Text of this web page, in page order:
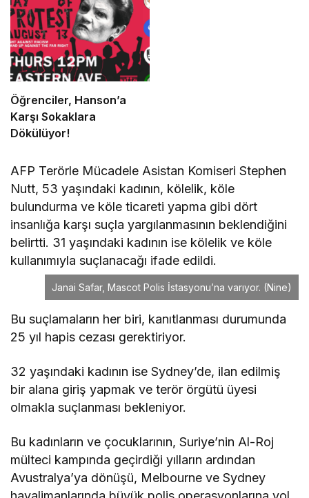
Öğrenciler, Hanson’a
Karşı Sokaklara
Dökülüyor!
AFP Terörle Mücadele Asistan Komiseri Stephen
Nutt, 53 yaşındaki kadının, kölelik, köle
bulundurma ve köle ticareti yapma gibi dört
insanlığa karşı suçla yargılanmasının beklendiğini
belirtti. 31 yaşındaki kadının ise kölelik ve köle
kullanımıyla suçlanacağı ifade edildi.
Janai Safar, Mascot Polis İstasyonu’na varıyor. (Nine)
Bu suçlamaların her biri, kanıtlanması durumunda
25 yıl hapis cezası gerektiriyor.
32 yaşındaki kadının ise Sydney’de, ilan edilmiş
bir alana giriş yapmak ve terör örgütü üyesi
olmakla suçlanması bekleniyor.
Bu kadınların ve çocuklarının, Suriye’nin Al-Roj
mülteci kampında geçirdiği yılların ardından
Avustralya’ya dönüşü, Melbourne ve Sydney